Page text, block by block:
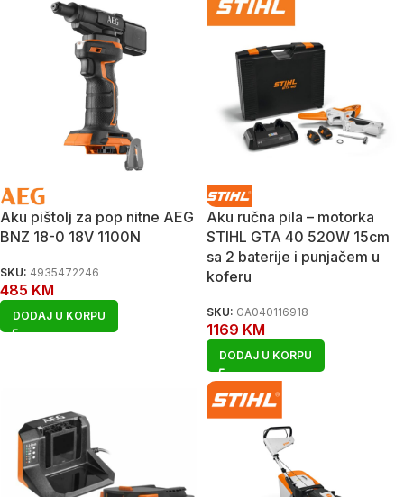
Aku pištolj za pop nitne AEG
BNZ 18-0 18V 1100N
SKU: 4935472246
485 KM
DODAJ U KORPU
Aku ručna pila – motorka
STIHL GTA 40 520W 15cm
sa 2 baterije i punjačem u
koferu
SKU: GA040116918
1169 KM
DODAJ U KORPU